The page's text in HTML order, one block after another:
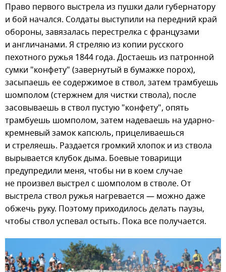
Право первого выстрела из пушки дали губернатору
и бой начался. Солдаты выступили на передний край
обороны, завязалась перестрелка с французами
и англичанами. Я стреляю из копии русского
пехотного ружья 1844 года. Достаешь из патронной
сумки "конфету" (завернутый в бумажке порох),
засыпаешь ее содержимое в ствол, затем трамбуешь
шомполом (стержнем для чистки ствола), после
засовываешь в ствол пустую "конфету", опять
трамбуешь шомполом, затем надеваешь на ударно-
кремневый замок капсюль, прицеливаешься
и стреляешь. Раздается громкий хлопок и из ствола
вырывается клубок дыма. Боевые товарищи
предупредили меня, чтобы ни в коем случае
не произвел выстрел с шомполом в стволе. От
выстрела ствол ружья нагревается — можно даже
обжечь руку. Поэтому приходилось делать паузы,
чтобы ствол успевал остыть. Пока все получается.